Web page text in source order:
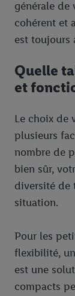
générale de
cohérent et
est toujours
Quelle
et
Le choix de
plusieurs
nombre de
bien sûr,
diversité de
situation.
Pour les
flexibilité,
est une
compacts